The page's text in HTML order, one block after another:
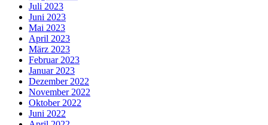
Juli 2023
Juni 2023
Mai 2023
April 2023
März 2023
Februar 2023
Januar 2023
Dezember 2022
November 2022
Oktober 2022
Juni 2022